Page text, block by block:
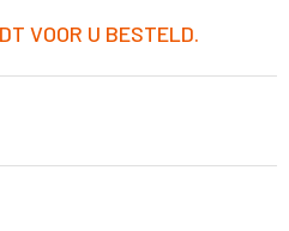
VOOR U BESTELD.